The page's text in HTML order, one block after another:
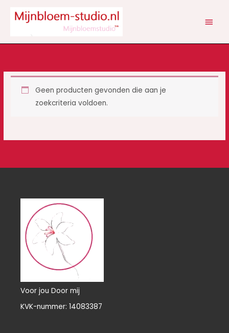
naar
inhoud
Geen producten gevonden die aan je
zoekcriteria voldoen.
Voor jou Door mij
KVK-nummer: 14083387